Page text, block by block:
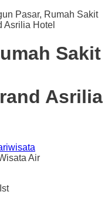
Pasar, Rumah Sakit
Asrilia Hotel
Sakit
Asrilia